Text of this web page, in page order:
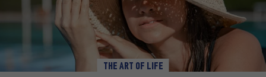
THE ART OF LIFE